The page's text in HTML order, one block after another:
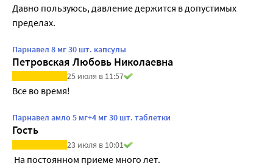
Давно пользуюсь, давление держится в допустимых
пределах.
Парнавел 8 мг 30 шт. капсулы
Петровская Любовь Николаевна
25 июля в 11:57
Все во время!
Парнавел амло 5 мг+4 мг 30 шт. таблетки
Гость
23 июля в 10:01
На постоянном приеме много лет.